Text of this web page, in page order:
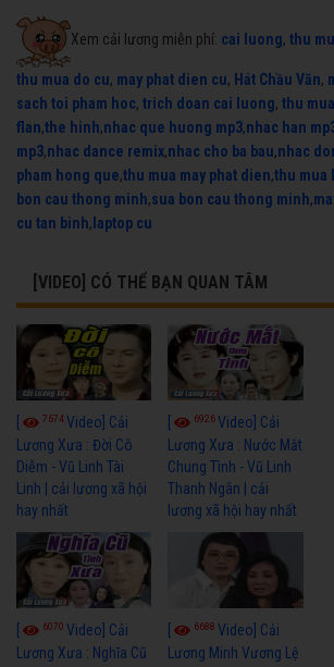
Xem cải lương miễn phí: cai luong, thu
thu mua do cu, may phat dien cu, Hát Chầu Văn,
sach toi pham hoc, trich doan cai luong, thu
flan,the hinh,nhac que huong mp3,nhac han
mp3,nhac dance remix,nhac cho ba bau,nhac
pham hong que,thu mua may phat dien,thu mua
bon cau thong minh,sua bon cau thong minh,
cu tan binh, laptop cu
[VIDEO] CÓ THỂ BẠN QUAN TÂM
7674Video] Cải
Lương Xưa : Đời Cô
Diễm - Vũ Linh Tài
Linh | cải lương xã hội
hay nhất
6926Video] Cải
Lương Xưa : Nước Mắt
Chung Tình - Vũ Linh
Thanh Ngân | cải
lương xã hội hay nhất
6070 Video] Cải
Lương Xưa : Nghĩa Cũ
6688Video] Cải
Lương Minh Vương Lệ